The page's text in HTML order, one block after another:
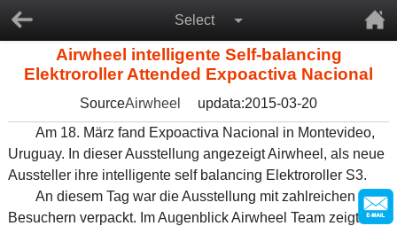
Select
Airwheel intelligente Self-balancing
Elektroroller Attended Expoactiva Nacional
SourceAirwheel
updata:2015-03-20
Am 18. März fand Expoactiva Nacional in Montevideo,
Uruguay. In dieser Ausstellung angezeigt Airwheel, als neue
Aussteller ihre intelligente self balancing Elektroroller S3.
An diesem Tag war die Ausstellung mit zahlreichen
Besuchern verpackt. Im Augenblick Airwheel Team zeigte